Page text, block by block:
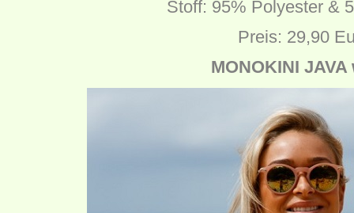
Stoff: 95% Polyester &
Preis: 29,90
MONOKINI JAVA